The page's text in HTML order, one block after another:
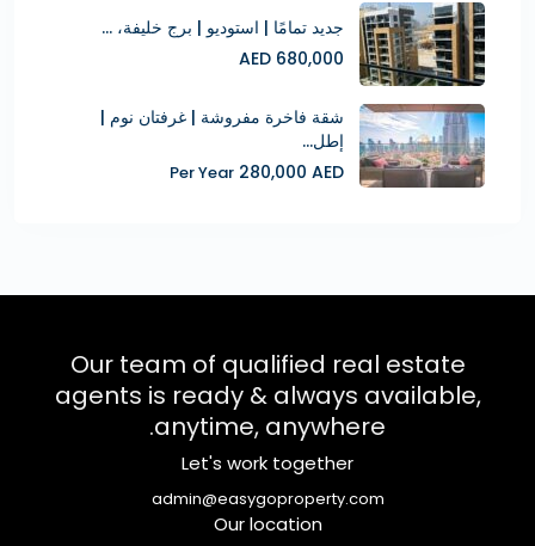
جديد تمامًا | استوديو | برج خليفة، ...
680,000 AED
شقة فاخرة مفروشة | غرفتان نوم |
إطل...
Per Year 280,000 AED
Our team of qualified real estate
agents is ready & always available,
anytime, anywhere.
Let's work together
admin@easygoproperty.com
Our location